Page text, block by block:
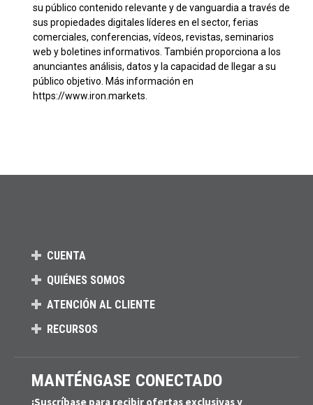
su público contenido relevante y de vanguardia a través de
sus propiedades digitales líderes en el sector, ferias
comerciales, conferencias, vídeos, revistas, seminarios
web y boletines informativos. También proporciona a los
anunciantes análisis, datos y la capacidad de llegar a su
público objetivo. Más información en
https://www.iron.markets.
CUENTA
QUIÉNES SOMOS
ATENCIÓN AL CLIENTE
RECURSOS
MANTÉNGASE CONECTADO
¡Suscríbase para recibir ofertas exclusivas y